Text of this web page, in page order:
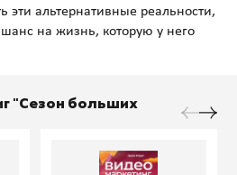
эти альтернативные реальности,
на жизнь, которую у него
"Сезон больших